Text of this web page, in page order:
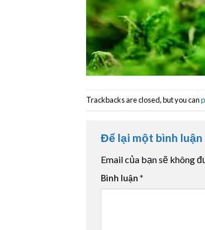
Trackbacks are closed, but you can
Để lại một bình luận
Email của bạn sẽ không
Bình luận *